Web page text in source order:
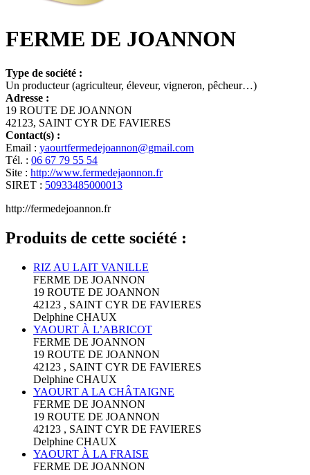
FERME DE JOANNON
Type de société :
Un producteur (agriculteur, éleveur, vigneron, pêcheur…)
Adresse :
19 ROUTE DE JOANNON
42123, SAINT CYR DE FAVIERES
Contact(s) :
Email : yaourtfermedejoannon@gmail.com
Tél. : 06 67 79 55 54
Site : http://www.fermedejaonnon.fr
SIRET : 50933485000013
http://fermedejoannon.fr
Produits de cette société :
RIZ AU LAIT VANILLE
FERME DE JOANNON
19 ROUTE DE JOANNON
42123 , SAINT CYR DE FAVIERES
Delphine CHAUX
YAOURT À L’ABRICOT
FERME DE JOANNON
19 ROUTE DE JOANNON
42123 , SAINT CYR DE FAVIERES
Delphine CHAUX
YAOURT A LA CHÂTAIGNE
FERME DE JOANNON
19 ROUTE DE JOANNON
42123 , SAINT CYR DE FAVIERES
Delphine CHAUX
YAOURT À LA FRAISE
FERME DE JOANNON